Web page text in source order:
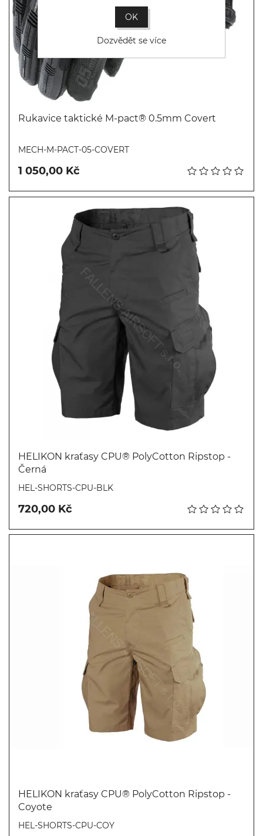
Rukavice taktické M-pact® 0.5mm Covert
MECH-M-PACT-05-COVERT
1 050,00 Kč
HELIKON kraťasy CPU® PolyCotton Ripstop -
Černá
HEL-SHORTS-CPU-BLK
720,00 Kč
HELIKON kraťasy CPU® PolyCotton Ripstop -
Coyote
HEL-SHORTS-CPU-COY
OK
Dozvědět se více